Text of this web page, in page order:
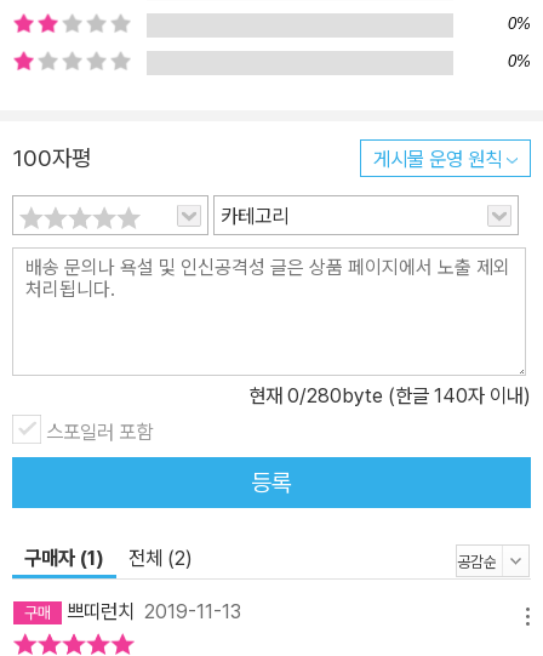
며, 그 결과를 바탕으로 연구와 치료를 거듭하여 이 책을 썼다. 당질제
한식으로 효과가 검증된 질병의 수는 헤아릴 수 없이 많다. 이 책에서
렴, 우울증, 졸음, 조급증, 권태로움, 기능성 저혈당, 조현병, 당뇨병,
당뇨병 합병증, 비만, 역류성 식도염, 편두통, 꽃가루 알레르기, 알레
르기성 비염, 아토피성 피부염, 천식, 심상성 건선, 혈관성 치매, 알츠
하이머병, 불임증, 생리불순, 생리통, 감기, 충치·치주염, 지방간, 폐기
종, 요통, 무릎 통증, 빈뇨, 치질, 가늘어지는 속눈썹, 끝이 갈라지는
당질제한식의 31가지 포인트 외에도 식품별 당질의 양과 먹어도 좋은
식품, 피해야 할 식품 등을 꼼꼼하게 부록으로 엮었다. 이는 당질제한
식을 실행하는 데 훌륭한 길잡이가 되어 줄 것이다.
0%
0%
100자평 게시물 운영 원칙
카테고리
현재 0/280byte (한글 140자 이내)
스포일러 포함
등록
구매자 (1) 전체 (2)
쁘띠런치 2019-11-13